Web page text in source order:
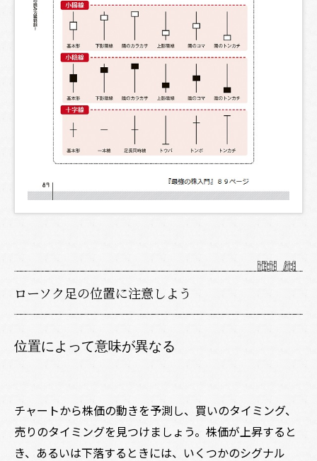
ローソク足の位置に注意しよう
位置によって意味が異なる
チャートから株価の動きを予測し、買いのタイミング、
売りのタイミングを見つけましょう。株価が上昇すると
き、あるいは下落するときには、いくつかのシグナル